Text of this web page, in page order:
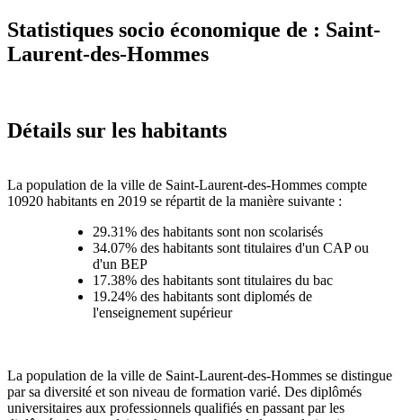
Statistiques socio économique de : Saint-
Laurent-des-Hommes
Détails sur les habitants
La population de la ville de Saint-Laurent-des-Hommes compte
10920 habitants en 2019 se répartit de la manière suivante :
29.31% des habitants sont non scolarisés
34.07% des habitants sont titulaires d'un CAP ou
d'un BEP
17.38% des habitants sont titulaires du bac
19.24% des habitants sont diplomés de
l'enseignement supérieur
La population de la ville de Saint-Laurent-des-Hommes se distingue
par sa diversité et son niveau de formation varié. Des diplômés
universitaires aux professionnels qualifiés en passant par les